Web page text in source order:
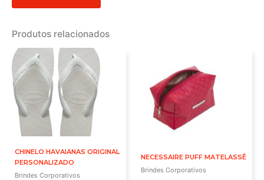
Produtos relacionados
CHINELO HAVAIANAS ORIGINAL
PERSONALIZADO
Brindes Corporativos
NECESSAIRE PUFF MATELASSÊ
Brindes Corporativos